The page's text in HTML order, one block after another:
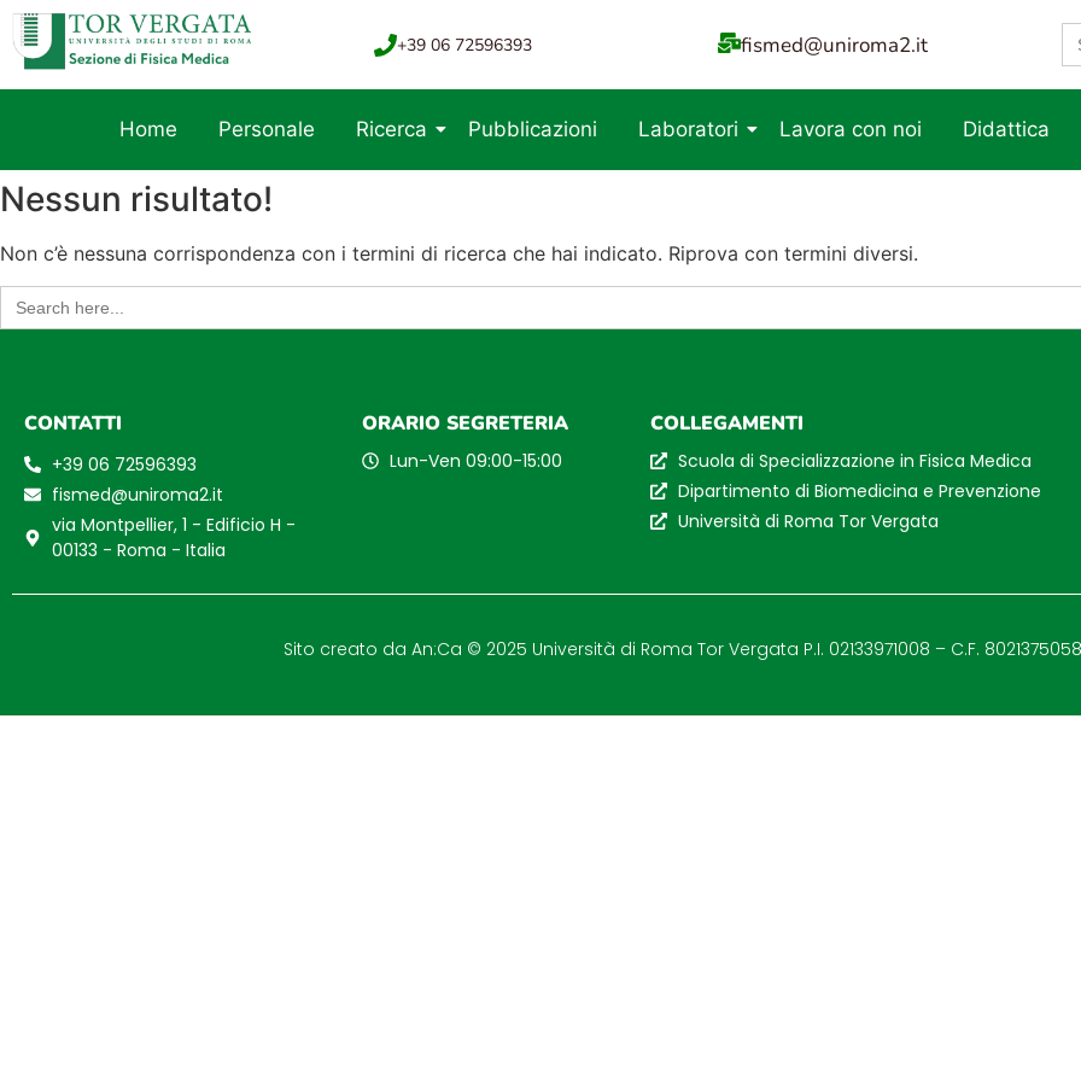
+39 06 72596393 fismed@uniroma2.it
Home Personale Ricerca Pubblicazioni Laboratori Lavora con noi Didattica
Nessun risultato!
Non c’è nessuna corrispondenza con i termini di ricerca che hai indicato. Riprova con termini diversi.
Search
for:
CONTATTI
+39 06 72596393
fismed@uniroma2.it
via Montpellier, 1 - Edificio H -
00133 - Roma - Italia
ORARIO SEGRETERIA
Lun-Ven 09:00-15:00
COLLEGAMENTI
Scuola di Specializzazione in Fisica Medica
Dipartimento di Biomedicina e Prevenzione
Università di Roma Tor Vergata
Sito creato da An:Ca © 2025 Università di Roma Tor Vergata P.I. 02133971008 – C.F.